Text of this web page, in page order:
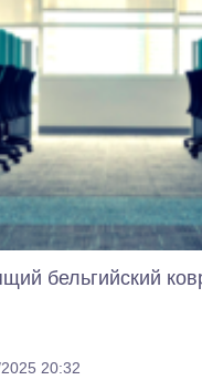
бельгийский
20:32